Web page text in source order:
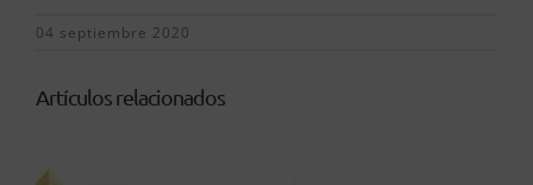
04 septiembre 2020
Artículos relacionados